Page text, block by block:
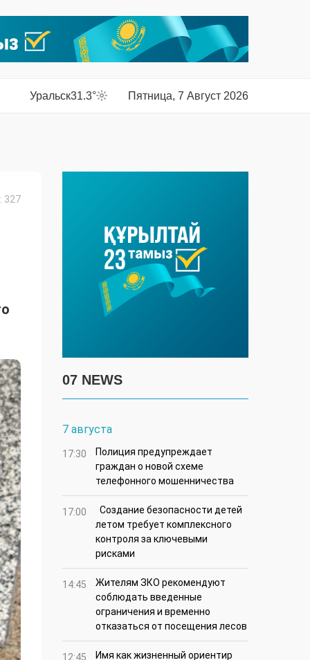
Уральск31.3° Пятница, 7 Август 2026
327
07 NEWS
7 августа
17:30
Полиция предупреждает
граждан о новой схеме
телефонного мошенничества
17:00
Создание безопасности детей
летом требует комплексного
контроля за ключевыми
рисками
14:45
Жителям ЗКО рекомендуют
соблюдать введенные
ограничения и временно
отказаться от посещения лесов
12:45 Имя как жизненный ориентир